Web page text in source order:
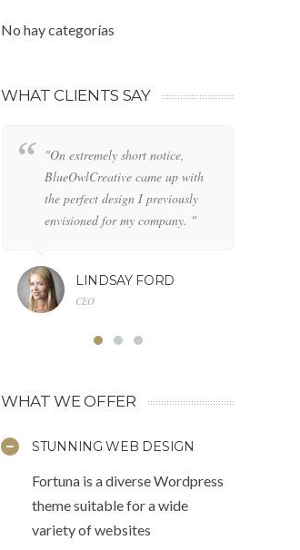
No hay categorías
WHAT CLIENTS SAY
"On extremely short notice,
BlueOwlCreative came up with
the perfect design I previously
envisioned for my company. "
LINDSAY FORD
CEO
WHAT WE OFFER
STUNNING WEB DESIGN
Fortuna is a diverse Wordpress
theme suitable for a wide
variety of websites